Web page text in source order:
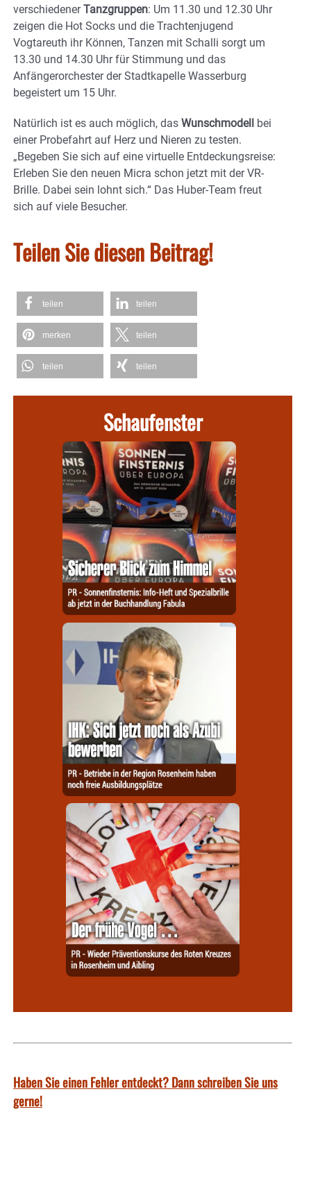
verschiedenerTanzgruppen: Um 11.30 und 12.30 Uhr
zeigen die Hot Socks und die Trachtenjugend
Vogtareuth ihr Können, Tanzen mit Schalli sorgt um
13.30 und 14.30 Uhr für Stimmung und das
Anfängerorchester der Stadtkapelle Wasserburg
begeistert um 15 Uhr.
Natürlich ist es auch möglich, das Wunschmodell bei
einer Probefahrt auf Herz und Nieren zu testen.
„Begeben Sie sich auf eine virtuelle Entdeckungsreise:
Erleben Sie den neuen Micra schon jetzt mit der VR-
Brille. Dabei sein lohnt sich.“ Das Huber-Team freut
sich auf viele Besucher.
Teilen Sie diesen Beitrag!
teilen teilen
merken teilen
teilen teilen
Schaufenster
Haben Sie einen Fehler entdeckt? Dann schreiben Sie uns
gerne!